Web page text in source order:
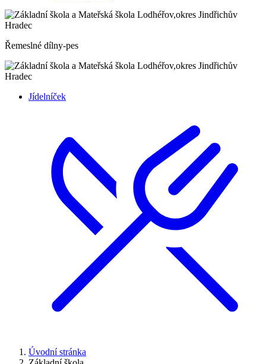
Řemeslné dílny-pes
Jídelníček
Úvodní stránka